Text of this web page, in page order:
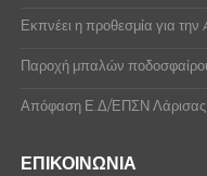
Εκπνέει η προθεσμία για την
Παροχή μπαλών
Απόφαση Ε.Δ/ΕΠΣΝ Λάρισας
ΕΠΙΚΟΙΝΩΝΙΑ